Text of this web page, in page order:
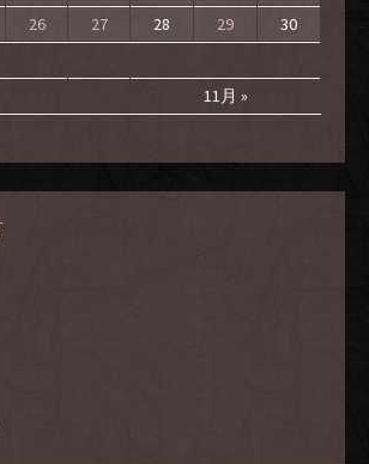
11月 »
26 27 28 29
30